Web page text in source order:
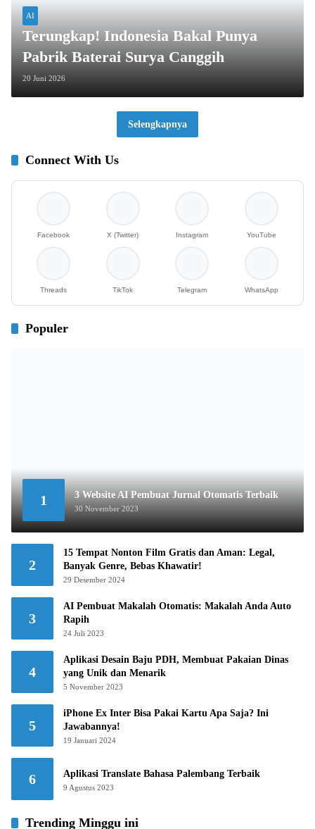
AI
Terungkap! Indonesia Bakal Punya
Pabrik Baterai Surya Canggih
20 Juni 2026
Selengkapnya
Connect With Us
Facebook X (Twitter) Instagram YouTube
Threads TikTok Telegram WhatsApp
Populer
1 3 Website AI Pembuat Jurnal Otomatis Terbaik
30 November 2023
2
15 Tempat Nonton Film Gratis dan Aman: Legal,
Banyak Genre, Bebas Khawatir!
29 Desember 2024
3
AI Pembuat Makalah Otomatis: Makalah Anda Auto
Rapih
24 Juli 2023
4
Aplikasi Desain Baju PDH, Membuat Pakaian Dinas
yang Unik dan Menarik
5 November 2023
5
iPhone Ex Inter Bisa Pakai Kartu Apa Saja? Ini
Jawabannya!
19 Januari 2024
6 Aplikasi Translate Bahasa Palembang Terbaik
9 Agustus 2023
Trending Minggu ini